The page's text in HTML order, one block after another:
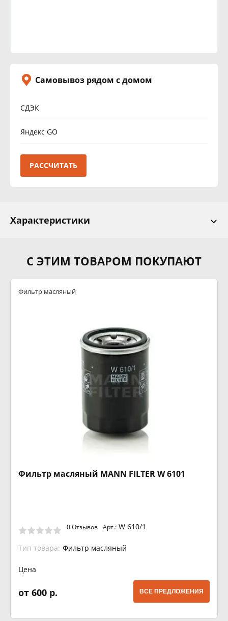
Самовывоз рядом с домом
СДЭК
Яндекс GO
РАССЧИТАТЬ
Характеристики
С ЭТИМ ТОВАРОМ ПОКУПАЮТ
Фильтр масляный
Фильтр масляный MANN FILTER W 6101
0 Отзывов Арт.: W 610/1
Тип товара: Фильтр масляный
Цена
от 600 р. ВСЕ ПРЕДЛОЖЕНИЯ